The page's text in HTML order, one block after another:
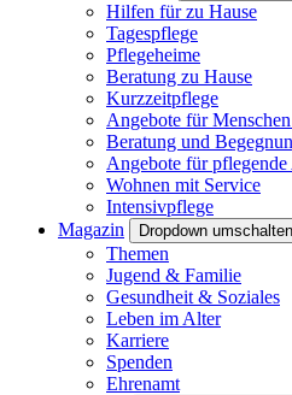
Hilfen für zu Hause
Tagespflege
Pflegeheime
Beratung zu Hause
Kurzzeitpflege
Angebote für
Beratung und
Angebote für
Wohnen mit Service
Intensivpflege
Magazin
Dropdown umschalten
Themen
Jugend & Familie
Gesundheit & Soziales
Leben im Alter
Karriere
Spenden
Ehrenamt